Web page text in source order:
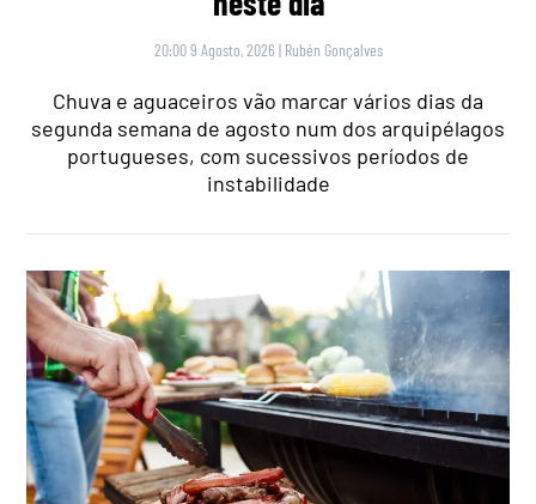
20:00 9 Agosto, 2026 | Rubén Gonçalves
Chuva e aguaceiros vão marcar vários dias da
segunda semana de agosto num dos arquipélagos
portugueses, com sucessivos períodos de
instabilidade